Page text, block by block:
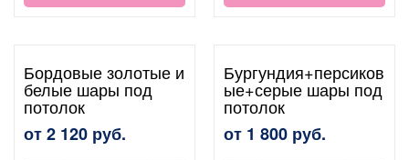
Бордовые золотые и
белые шары под
потолок
от 2 120 руб.
Бургундия+персиков
ые+серые шары под
потолок
от 1 800 руб.